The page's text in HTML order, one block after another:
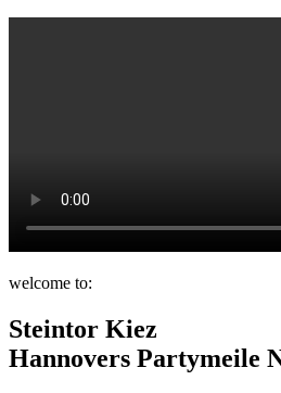
welcome to:
Steintor Kiez
Hannovers Partymeile